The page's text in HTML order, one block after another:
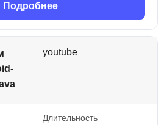
Подробнее
youtube
Длительность